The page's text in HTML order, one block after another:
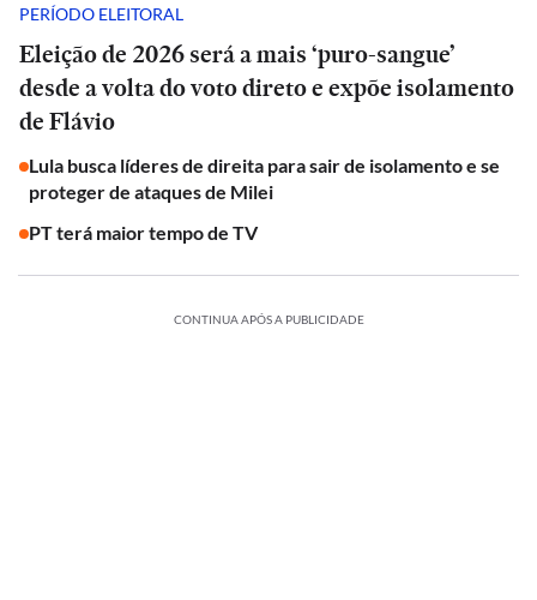
PERÍODO ELEITORAL
Eleição de 2026 será a mais ‘puro-sangue’
desde a volta do voto direto e expõe isolamento
de Flávio
Lula busca líderes de direita para sair de isolamento e se
proteger de ataques de Milei
PT terá maior tempo de TV
CONTINUA APÓS A PUBLICIDADE